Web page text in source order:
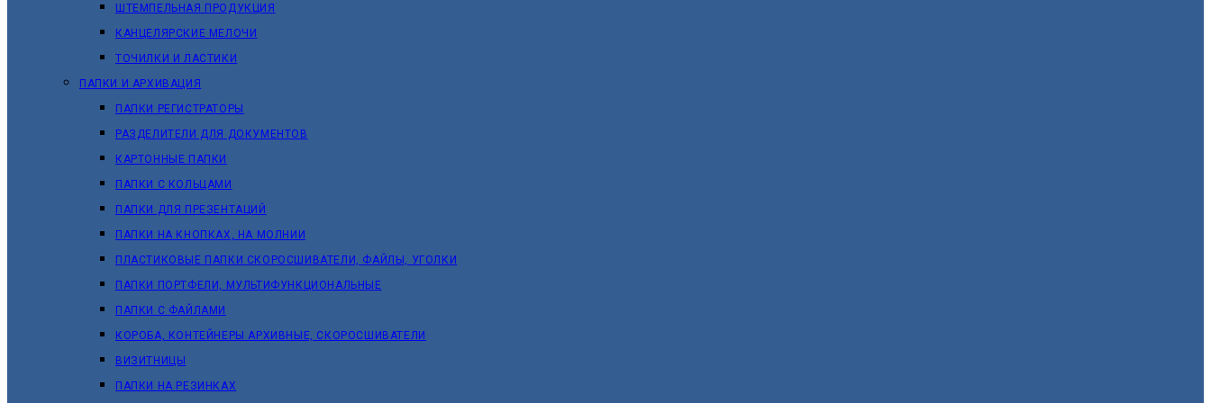
ШТЕМПЕЛЬНАЯ ПРОДУКЦИЯ
КАНЦЕЛЯРСКИЕ МЕЛОЧИ
ТОЧИЛКИ И ЛАСТИКИ
ПАПКИ И АРХИВАЦИЯ
ПАПКИ РЕГИСТРАТОРЫ
РАЗДЕЛИТЕЛИ ДЛЯ ДОКУМЕНТОВ
КАРТОННЫЕ ПАПКИ
ПАПКИ С КОЛЬЦАМИ
ПАПКИ ДЛЯ ПРЕЗЕНТАЦИЙ
ПАПКИ НА КНОПКАХ, НА МОЛНИИ
ПЛАСТИКОВЫЕ ПАПКИ СКОРОСШИВАТЕЛИ, ФАЙЛЫ, УГОЛКИ
ПАПКИ ПОРТФЕЛИ, МУЛЬТИФУНКЦИОНАЛЬНЫЕ
ПАПКИ С ФАЙЛАМИ
КОРОБА, КОНТЕЙНЕРЫ АРХИВНЫЕ, СКОРОСШИВАТЕЛИ
ВИЗИТНИЦЫ
ПАПКИ НА РЕЗИНКАХ